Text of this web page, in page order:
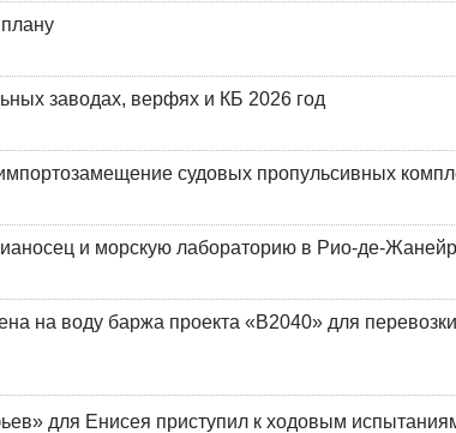
заводах, верфях и КБ 2026 год
судовых пропульсивных
и морскую лабораторию в Рио-де-
на воду баржа проекта «В2040» для перевозки
для Енисея приступил к ходовым